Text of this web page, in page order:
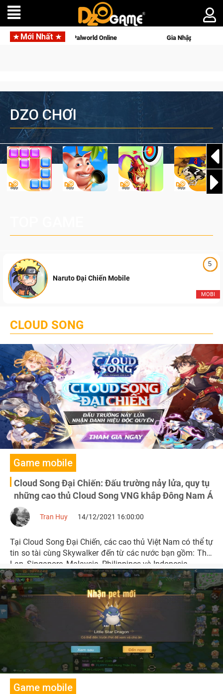
Mới Nhất Gia Nhập Closed Beta Norse Saga: Cửu Giới Thức Tỉnh,
DZO CHƠI
5
MOBI
Naruto Đại Chiến Mobile
CLOUD SONG
Game mobile
Cloud Song Đại Chiến: Đấu trường nảy lửa, quy tụ
những cao thủ Cloud Song VNG khắp Đông Nam Á
Tran Huy 14/12/2021 16:00:00
Tại Cloud Song Đại Chiến, các cao thủ Việt Nam có thể tự
tin so tài cùng Skywalker đến từ các nước bạn gồm: Thái
Lan, Singapore, Malaysia, Philippines và Indonesia.
Game mobile